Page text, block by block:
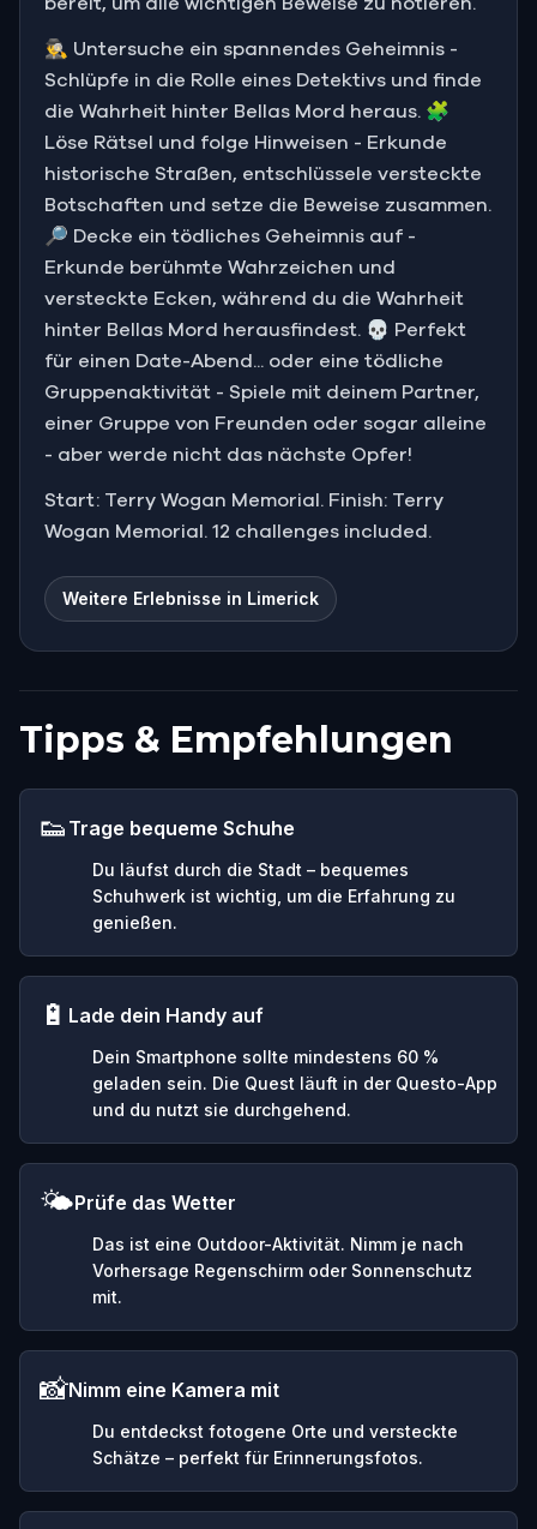
🕵️‍♂️ Untersuche ein spannendes Geheimnis -
Schlüpfe in die Rolle eines Detektivs und finde
die Wahrheit hinter Bellas Mord heraus. 🧩
Löse Rätsel und folge Hinweisen - Erkunde
historische Straßen, entschlüssele versteckte
Botschaften und setze die Beweise zusammen.
🔎 Decke ein tödliches Geheimnis auf -
Erkunde berühmte Wahrzeichen und
versteckte Ecken, während du die Wahrheit
hinter Bellas Mord herausfindest. 💀 Perfekt
für einen Date-Abend... oder eine tödliche
Gruppenaktivität - Spiele mit deinem Partner,
einer Gruppe von Freunden oder sogar alleine
- aber werde nicht das nächste Opfer!
Start: Terry Wogan Memorial. Finish: Terry
Wogan Memorial. 12 challenges included.
Weitere Erlebnisse in Limerick
Tipps & Empfehlungen
👟 Trage bequeme Schuhe
Du läufst durch die Stadt – bequemes
Schuhwerk ist wichtig, um die Erfahrung zu
genießen.
🔋 Lade dein Handy auf
Dein Smartphone sollte mindestens 60 %
geladen sein. Die Quest läuft in der Questo-App
und du nutzt sie durchgehend.
🌤️Prüfe das Wetter
Das ist eine Outdoor-Aktivität. Nimm je nach
Vorhersage Regenschirm oder Sonnenschutz
mit.
📸Nimm eine Kamera mit
Du entdeckst fotogene Orte und versteckte
Schätze – perfekt für Erinnerungsfotos.